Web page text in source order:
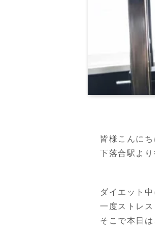
皆様こんにち
下落合駅よ
ダイエット
一度ストレ
そこで本日